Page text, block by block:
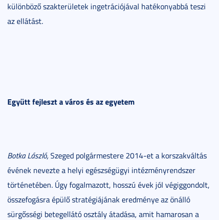
különböző szakterületek ingetrációjával hatékonyabbá teszi
az ellátást.
Együtt fejleszt a város és az egyetem
Botka László,Szeged polgármestere 2014-et a korszakváltás
évének nevezte a helyi egészségügyi intézményrendszer
történetében. Úgy fogalmazott, hosszú évek jól végiggondolt,
összefogásra épülő stratégiájának eredménye az önálló
sürgősségi betegellátó osztály átadása, amit hamarosan a